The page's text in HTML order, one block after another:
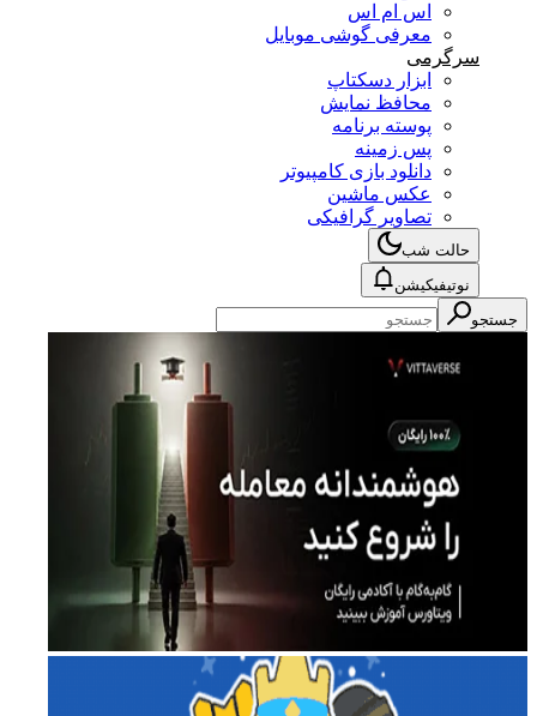
اس ام اس
معرفی گوشی موبایل
سرگرمی
ابزار دسکتاپ
محافظ نمایش
پوسته برنامه
پس زمینه
دانلود بازی کامپیوتر
عکس ماشین
تصاویر گرافیکی
حالت شب
نوتیفیکیشن
جستجو